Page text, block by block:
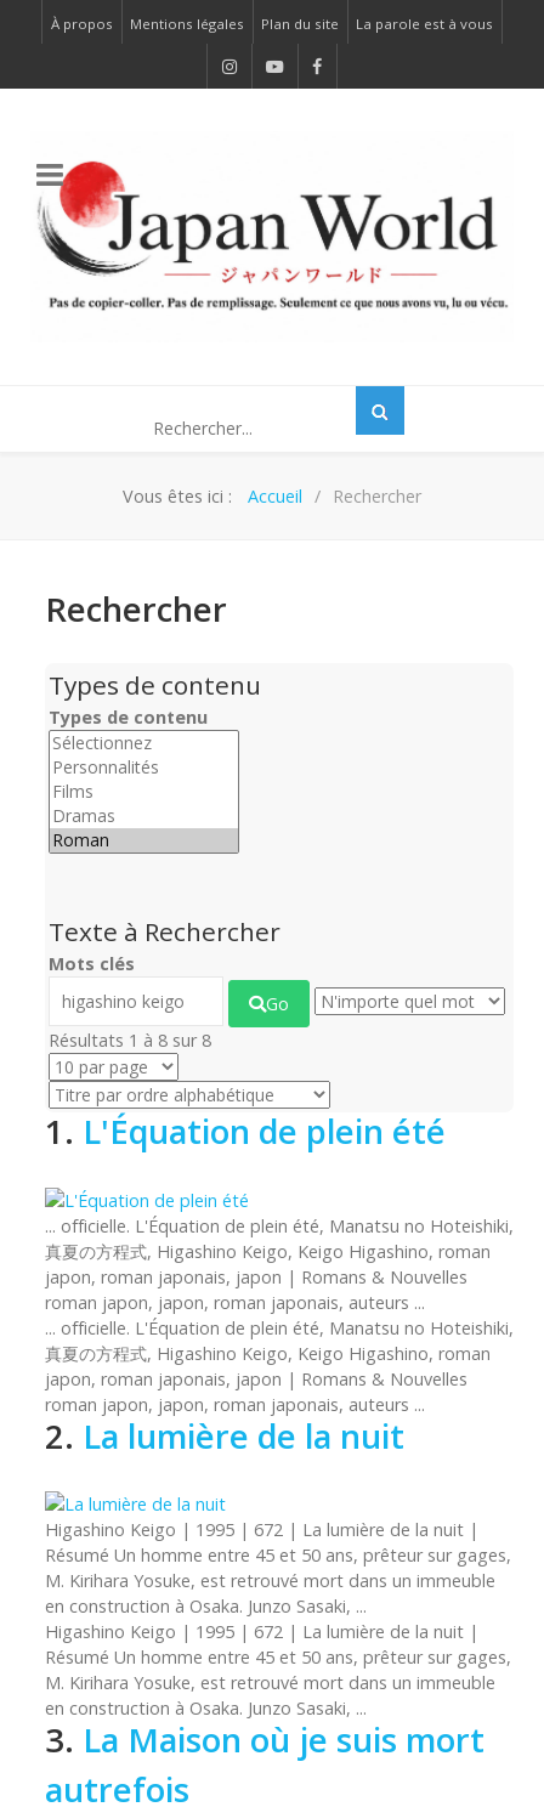
À propos Mentions légales Plan du site La parole est à vous
Vous êtes ici : Accueil Rechercher
Rechercher
Types de contenu
Types de contenu
Texte à Rechercher
Mots clés
Go
Résultats 1 à 8 sur 8
1. L'Équation de plein été
... officielle. L'Équation de plein été, Manatsu no Hoteishiki,
真夏の方程式, Higashino Keigo, Keigo Higashino, roman
japon, roman japonais, japon | Romans & Nouvelles
roman japon, japon, roman japonais, auteurs ...
... officielle. L'Équation de plein été, Manatsu no Hoteishiki,
真夏の方程式, Higashino Keigo, Keigo Higashino, roman
japon, roman japonais, japon | Romans & Nouvelles
roman japon, japon, roman japonais, auteurs ...
2. La lumière de la nuit
Higashino Keigo | 1995 | 672 | La lumière de la nuit |
Résumé Un homme entre 45 et 50 ans, prêteur sur gages,
M. Kirihara Yosuke, est retrouvé mort dans un immeuble
en construction à Osaka. Junzo Sasaki, ...
Higashino Keigo | 1995 | 672 | La lumière de la nuit |
Résumé Un homme entre 45 et 50 ans, prêteur sur gages,
M. Kirihara Yosuke, est retrouvé mort dans un immeuble
en construction à Osaka. Junzo Sasaki, ...
3. La Maison où je suis mort
autrefois